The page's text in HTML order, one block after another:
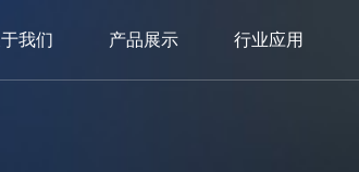
我们 产品展示 行业应用